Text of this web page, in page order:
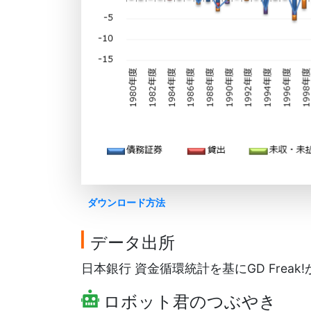
ダウンロード方法
データ出所
日本銀行 資金循環統計を基にGD Freak!
ロボット君のつぶやき